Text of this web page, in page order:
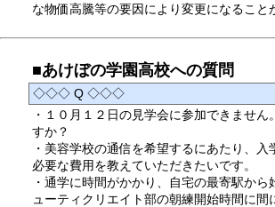
な物価高騰等の要因により変更になること
■あけぼの学園高校への質問
◇◇◇ Q ◇◇◇
・１０月１２日の見学会に参加できません
すか？
・美容学校の通信を希望するにあたり、入
必要な費用を教えていただきたいです。
・通学に時間がかかり、自宅の最寄駅か
ューティクリエイト部の朝練開始時間に間